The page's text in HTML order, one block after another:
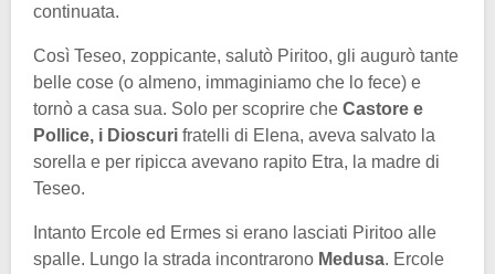
continuata.
Così Teseo, zoppicante, salutò Piritoo, gli augurò tante
belle cose (o almeno, immaginiamo che lo fece) e
tornò a casa sua. Solo per scoprire che Castore e
Pollice, i Dioscuri fratelli di Elena, aveva salvato la
sorella e per ripicca avevano rapito Etra, la madre di
Teseo.
Intanto Ercole ed Ermes si erano lasciati Piritoo alle
spalle. Lungo la strada incontrarono Medusa. Ercole